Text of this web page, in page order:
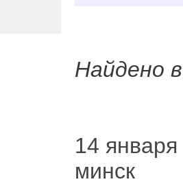
Найдено
14
минск